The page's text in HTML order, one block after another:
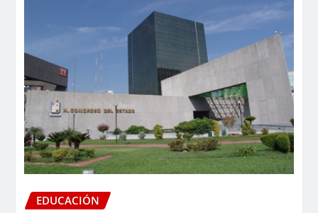
EDUCACIÓN